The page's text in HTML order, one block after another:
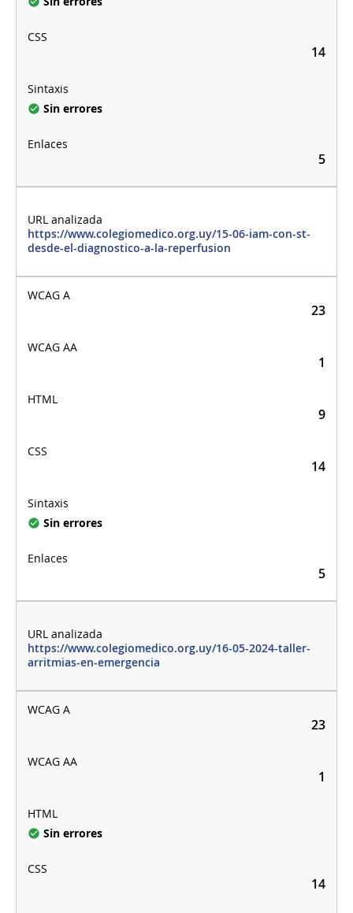
14
Sin errores
5
https://www.colegiomedico.org.uy/15-06-iam-con-st-
desde-el-diagnostico-a-la-reperfusion
23
1
9
14
Sin errores
5
https://www.colegiomedico.org.uy/16-05-2024-taller-
arritmias-en-emergencia
23
1
Sin errores
14